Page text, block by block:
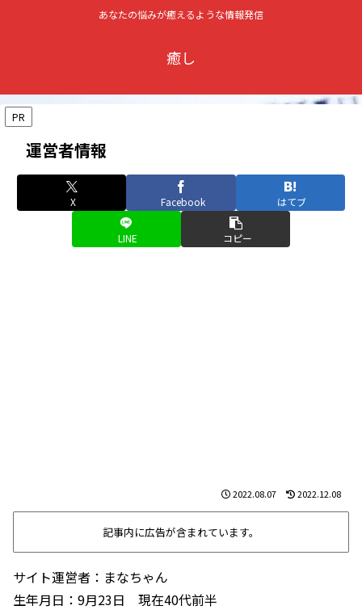
あなたの悩みが癒えるような情報発信
癒し
PR
運営者情報
X Facebook はてブ
LINE コピー
2022.08.07 2022.12.08
記事内に広告が含まれています。
サイト運営者：まなちゃん
生年月日：9月23日 現在40代前半